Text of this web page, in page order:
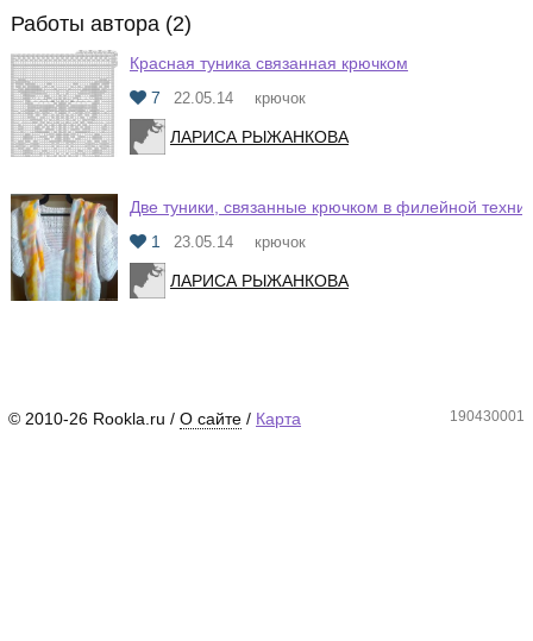
Работы автора (2)
Красная туника связанная крючком
7
22.05.14 крючок
ЛАРИСА РЫЖАНКОВА
Две туники, связанные крючком в филейной
1
23.05.14 крючок
ЛАРИСА РЫЖАНКОВА
© 2010-26 Rookla.ru / О сайте / Карта 190430001